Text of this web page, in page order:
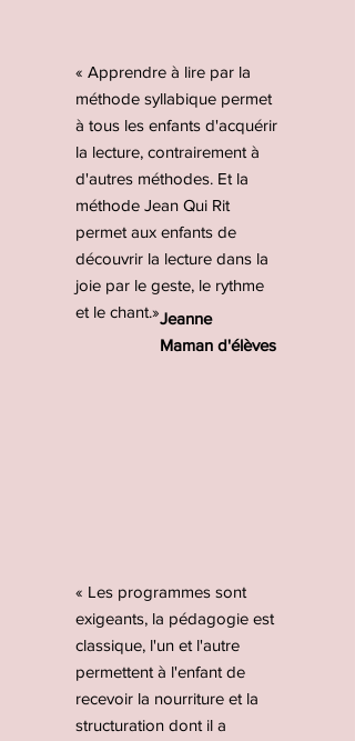
« Apprendre à lire par la
méthode syllabique permet
à tous les enfants d'acquérir
la lecture, contrairement à
d'autres méthodes. Et la
méthode Jean Qui Rit
permet aux enfants de
découvrir la lecture dans la
joie par le geste, le rythme
et le chant.»Jeanne
Maman d'élèves
« Les programmes sont
exigeants, la pédagogie est
classique, l'un et l'autre
permettent à l'enfant de
recevoir la nourriture et la
structuration dont il a